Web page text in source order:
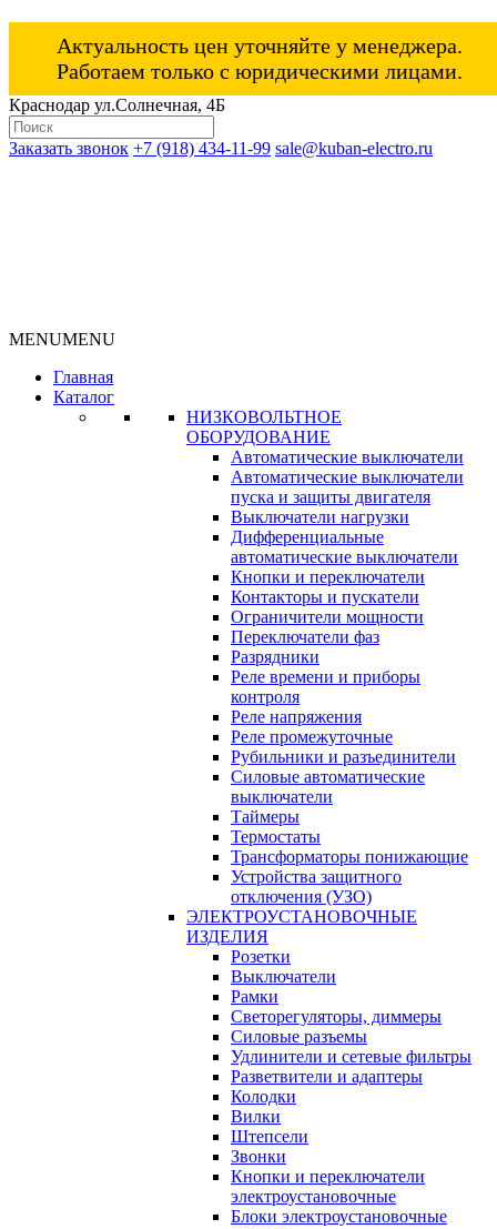
Актуальность цен уточняйте у менеджера.
Работаем только с юридическими лицами.
Краснодар ул.Солнечная, 4Б
Заказать звонок +7 (918) 434-11-99 sale@kuban-electro.ru
MENUMENU
Главная
Каталог
НИЗКОВОЛЬТНОЕ
ОБОРУДОВАНИЕ
Автоматические выключатели
Автоматические выключатели
пуска и защиты двигателя
Выключатели нагрузки
Дифференциальные
автоматические выключатели
Кнопки и переключатели
Контакторы и пускатели
Ограничители мощности
Переключатели фаз
Разрядники
Реле времени и приборы
контроля
Реле напряжения
Реле промежуточные
Рубильники и разъединители
Силовые автоматические
выключатели
Таймеры
Термостаты
Трансформаторы понижающие
Устройства защитного
отключения (УЗО)
ЭЛЕКТРОУСТАНОВОЧНЫЕ
ИЗДЕЛИЯ
Розетки
Выключатели
Рамки
Светорегуляторы, диммеры
Силовые разъемы
Удлинители и сетевые фильтры
Разветвители и адаптеры
Колодки
Вилки
Штепсели
Звонки
Кнопки и переключатели
электроустановочные
Блоки электроустановочные